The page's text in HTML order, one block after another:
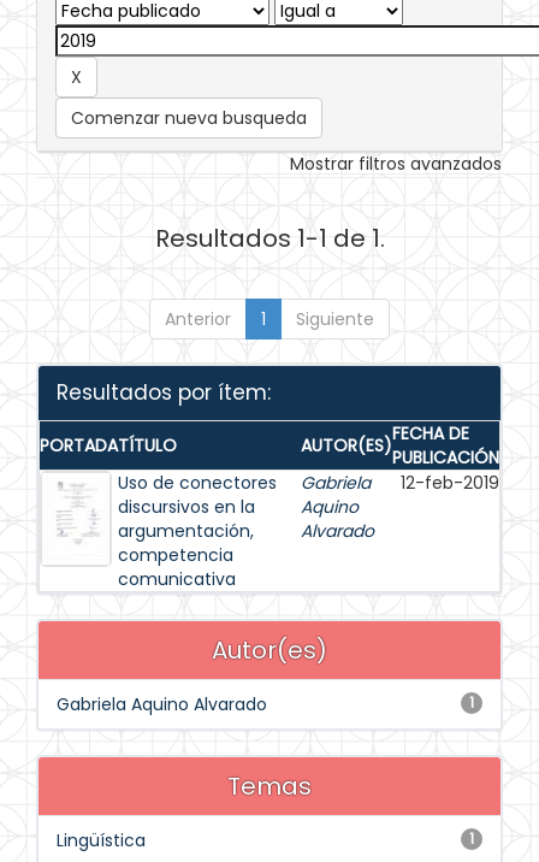
Comenzar nueva busqueda
Mostrar filtros avanzados
Resultados 1-1 de 1.
Anterior 1 Siguiente
Resultados por ítem:
PORTADATÍTULO AUTOR(ES)FECHA DE
PUBLICACIÓN
Uso de conectores
discursivos en la
argumentación,
competencia
comunicativa
Gabriela
Aquino
Alvarado
12-feb-2019
Autor(es)
1
Gabriela Aquino Alvarado
Temas
1
Lingüística